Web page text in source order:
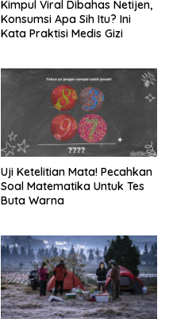
Kimpul Viral Dibahas Netijen,
Konsumsi Apa Sih Itu? Ini
Kata Praktisi Medis Gizi
Uji Ketelitian Mata! Pecahkan
Soal Matematika Untuk Tes
Buta Warna